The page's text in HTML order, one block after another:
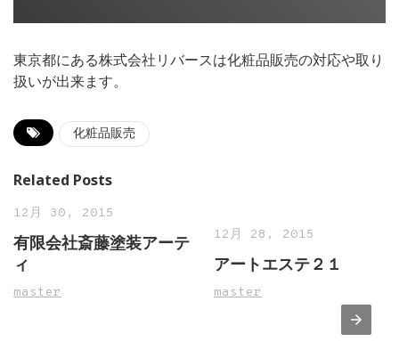
東京都にある株式会社リバースは化粧品販売の対応や取り
扱いが出来ます。
化粧品販売
Related Posts
12月 30, 2015
有限会社斎藤塗装アーテ
ィ
master
12月 28, 2015
アートエステ２１
master